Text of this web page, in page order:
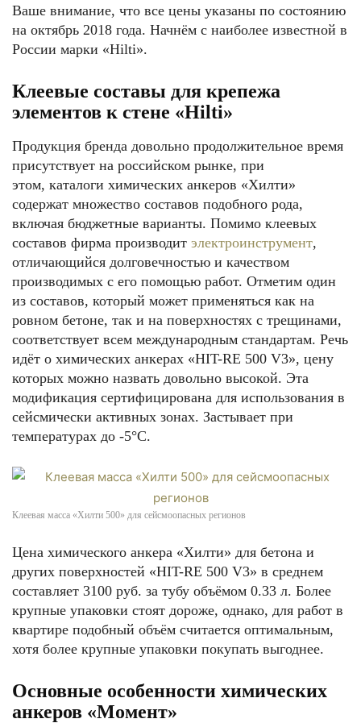
Ваше внимание, что все цены указаны по состоянию
на октябрь 2018 года. Начнём с наиболее известной в
России марки «Hilti».
Клеевые составы для крепежа
элементов к стене «Hilti»
Продукция бренда довольно продолжительное время
присутствует на российском рынке, при
этом, каталоги химических анкеров «Хилти»
содержат множество составов подобного рода,
включая бюджетные варианты. Помимо клеевых
составов фирма производит электроинструмент,
отличающийся долговечностью и качеством
производимых с его помощью работ. Отметим один
из составов, который может применяться как на
ровном бетоне, так и на поверхностях с трещинами,
соответствует всем международным стандартам. Речь
идёт о химических анкерах «HIT-RE 500 V3», цену
которых можно назвать довольно высокой. Эта
модификация сертифицирована для использования в
сейсмически активных зонах. Застывает при
температурах до -5°С.
Клеевая масса «Хилти 500» для сейсмоопасных регионов
Цена химического анкера «Хилти» для бетона и
других поверхностей «HIT-RE 500 V3» в среднем
составляет 3100 руб. за тубу объёмом 0.33 л. Более
крупные упаковки стоят дороже, однако, для работ в
квартире подобный объём считается оптимальным,
хотя более крупные упаковки покупать выгоднее.
Основные особенности химических
анкеров «Момент»